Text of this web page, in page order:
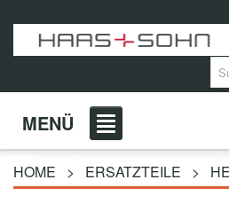
MENÜ
HOME > ERSATZTEILE >